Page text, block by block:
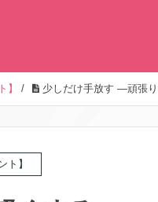
】 / 少しだけ手放す ―頑張
ト】